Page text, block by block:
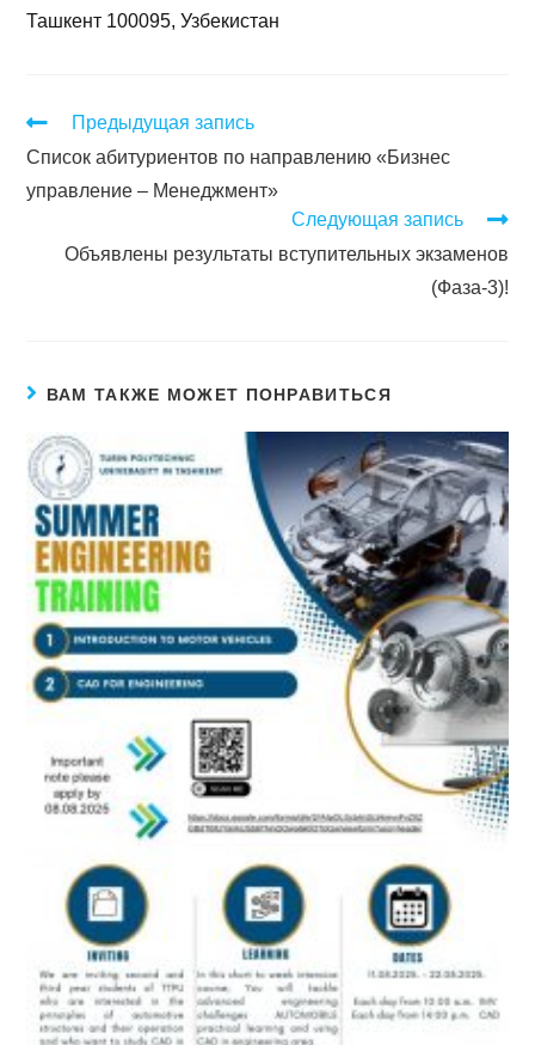
Ташкент 100095, Узбекистан
Предыдущая запись
Список абитуриентов по направлению «Бизнес
управление – Менеджмент»
Следующая запись
Объявлены результаты вступительных экзаменов
(Фаза-3)!
ВАМ ТАКЖЕ МОЖЕТ ПОНРАВИТЬСЯ